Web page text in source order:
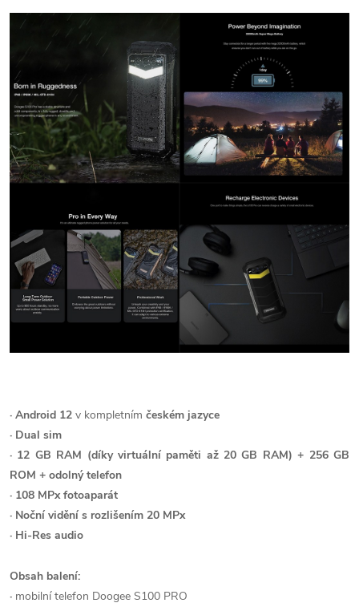
· Android 12 v kompletním českém jazyce
· Dual sim
· 12 GB RAM (díky virtuální paměti až 20 GB RAM) + 256 GB
ROM + odolný telefon
· 108 MPx fotoaparát
· Noční vidění s rozlišením 20 MPx
· Hi-Res audio
Obsah balení:
· mobilní telefon Doogee S100 PRO